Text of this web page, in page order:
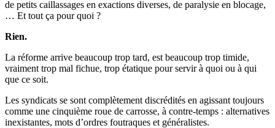
de petits caillassages en exactions diverses, de paralysie en blocage,
… Et tout ça pour quoi ?
Rien.
La réforme arrive beaucoup trop tard, est beaucoup trop timide,
vraiment trop mal fichue, trop étatique pour servir à quoi ou à qui
que ce soit.
Les syndicats se sont complètement discrédités en agissant toujours
comme une cinquième roue de carrosse, à contre-temps : alternatives
inexistantes, mots d’ordres foutraques et généralistes.